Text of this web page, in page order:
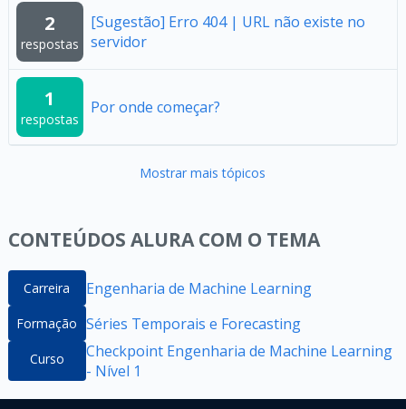
2
respostas
[Sugestão] Erro 404 | URL não existe no
servidor
1
respostas
Por onde começar?
Mostrar mais tópicos
CONTEÚDOS ALURA COM O TEMA
Carreira Engenharia de Machine Learning
Formação Séries Temporais e Forecasting
Curso
Checkpoint Engenharia de Machine Learning
- Nível 1